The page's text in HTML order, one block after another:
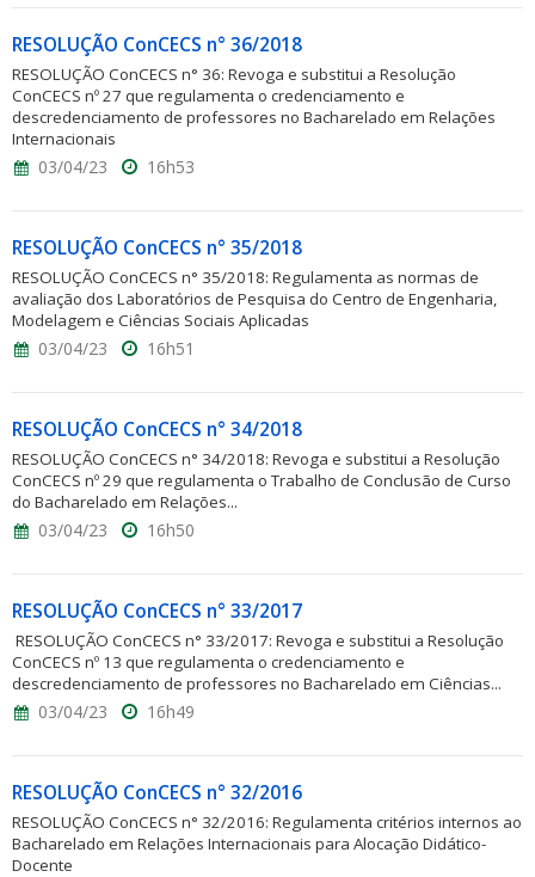
RESOLUÇÃO ConCECS n° 36/2018
RESOLUÇÃO ConCECS n° 36: Revoga e substitui a Resolução
ConCECS nº 27 que regulamenta o credenciamento e
descredenciamento de professores no Bacharelado em Relações
Internacionais
03/04/23 16h53
RESOLUÇÃO ConCECS n° 35/2018
RESOLUÇÃO ConCECS n° 35/2018: Regulamenta as normas de
avaliação dos Laboratórios de Pesquisa do Centro de Engenharia,
Modelagem e Ciências Sociais Aplicadas
03/04/23 16h51
RESOLUÇÃO ConCECS n° 34/2018
RESOLUÇÃO ConCECS n° 34/2018: Revoga e substitui a Resolução
ConCECS nº 29 que regulamenta o Trabalho de Conclusão de Curso
do Bacharelado em Relações...
03/04/23 16h50
RESOLUÇÃO ConCECS n° 33/2017
RESOLUÇÃO ConCECS n° 33/2017: Revoga e substitui a Resolução
ConCECS nº 13 que regulamenta o credenciamento e
descredenciamento de professores no Bacharelado em Ciências...
03/04/23 16h49
RESOLUÇÃO ConCECS n° 32/2016
RESOLUÇÃO ConCECS n° 32/2016: Regulamenta critérios internos ao
Bacharelado em Relações Internacionais para Alocação Didático-
Docente